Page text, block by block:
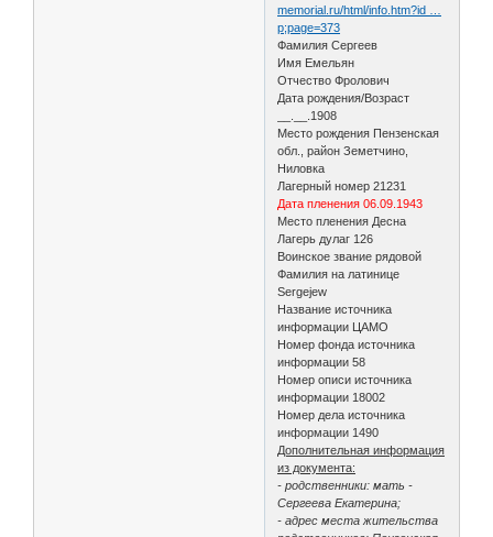
memorial.ru/html/info.htm?id …
p;page=373
Фамилия Сергеев
Имя Емельян
Отчество Фролович
Дата рождения/Возраст
__.__.1908
Место рождения Пензенская
обл., район Земетчино,
Ниловка
Лагерный номер 21231
Дата пленения 06.09.1943
Место пленения Десна
Лагерь дулаг 126
Воинское звание рядовой
Фамилия на латинице
Sergejew
Название источника
информации ЦАМО
Номер фонда источника
информации 58
Номер описи источника
информации 18002
Номер дела источника
информации 1490
Дополнительная информация
из документа:
- родственники: мать -
Сергеева Екатерина;
- адрес места жительства